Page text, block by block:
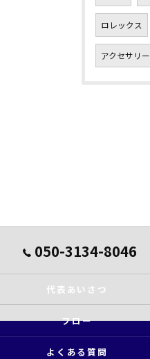
ロレックス
アクセサリー
050-3134-8046
代表あいさつ
フロー
よくある質問